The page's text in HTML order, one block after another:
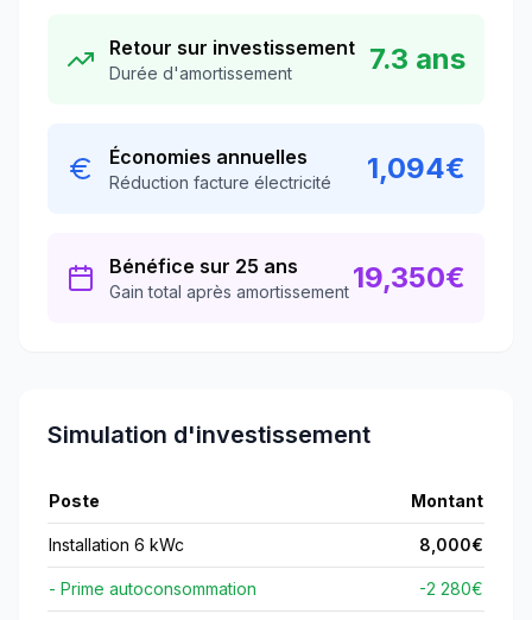
Retour sur investissement
Durée d'amortissement 7.3 ans
Économies annuelles
Réduction facture électricité 1,094€
Bénéfice sur 25 ans
Gain total après amortissement 19,350€
Simulation d'investissement
Poste Montant
Installation 6 kWc 8,000€
- Prime autoconsommation -2 280€